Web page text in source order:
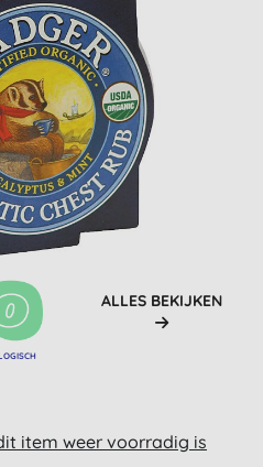
ALLES BEKIJKEN
item weer voorradig is